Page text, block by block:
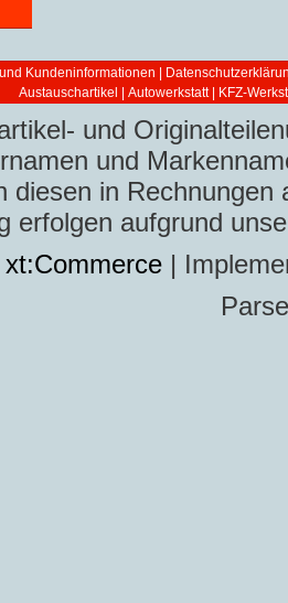
Kundeninformationen
Austauschartikel
Autowerkstatt | KFZ-
und
und
diesen in
erfolgen aufgrund
xt:Commerce |